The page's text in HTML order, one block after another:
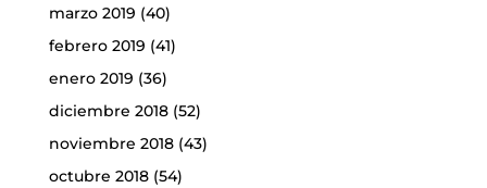
marzo 2019 (40)
febrero 2019 (41)
enero 2019 (36)
diciembre 2018(52)
noviembre 2018(43)
octubre 2018(54)